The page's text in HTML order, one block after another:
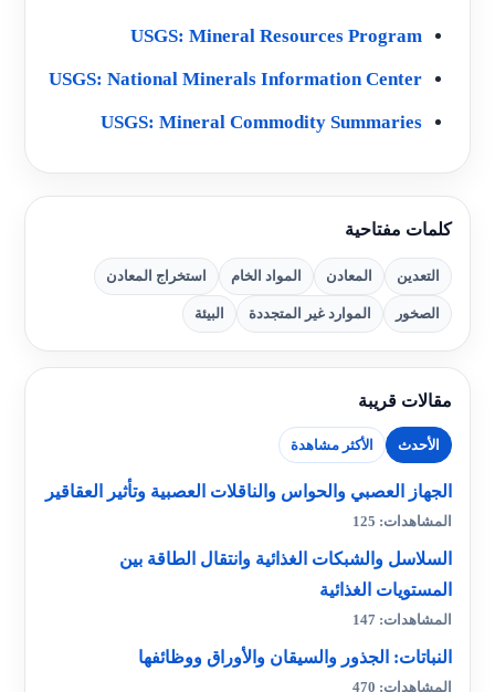
USGS: Mineral Resources Program
USGS: National Minerals Information Center
USGS: Mineral Commodity Summaries
كلمات مفتاحية
التعدين المعادن المواد الخام استخراج المعادن
الصخور الموارد غير المتجددة البيئة
مقالات قريبة
الأحدث الأكثر مشاهدة
الجهاز العصبي والحواس والناقلات العصبية وتأثير العقاقير
المشاهدات: 125
السلاسل والشبكات الغذائية وانتقال الطاقة بين
المستويات الغذائية
المشاهدات: 147
النباتات: الجذور والسيقان والأوراق ووظائفها
المشاهدات: 470